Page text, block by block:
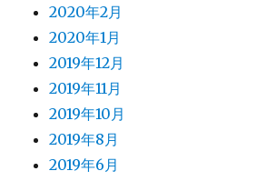
2020年2月
2020年1月
2019年12月
2019年11月
2019年10月
2019年8月
2019年6月